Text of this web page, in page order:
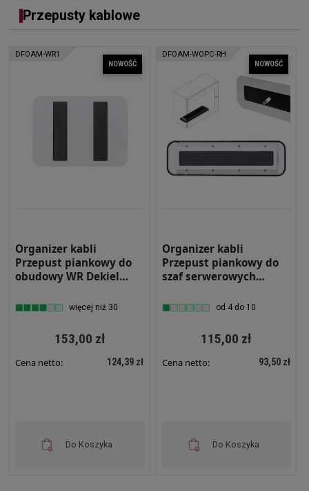
Przepusty kablowe
DFOAM-WR1
Organizer kabli
Przepust piankowy do
obudowy WR Dekiel
400x300 mm DFOAM-
więcej niż 30
153,00 zł
Cena netto: 124,39 zł
Do Koszyka
NOWOŚĆ
DFOAM-WOPC-RH
Organizer kabli
Przepust piankowy do
szaf serwerowych
od 4 do 10
115,00 zł
Cena netto: 93,50 zł
Do Koszyka
NOWOŚĆ